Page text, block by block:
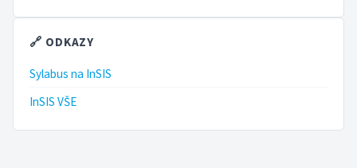
🔗 ODKAZY
Sylabus na InSIS
InSIS VŠE